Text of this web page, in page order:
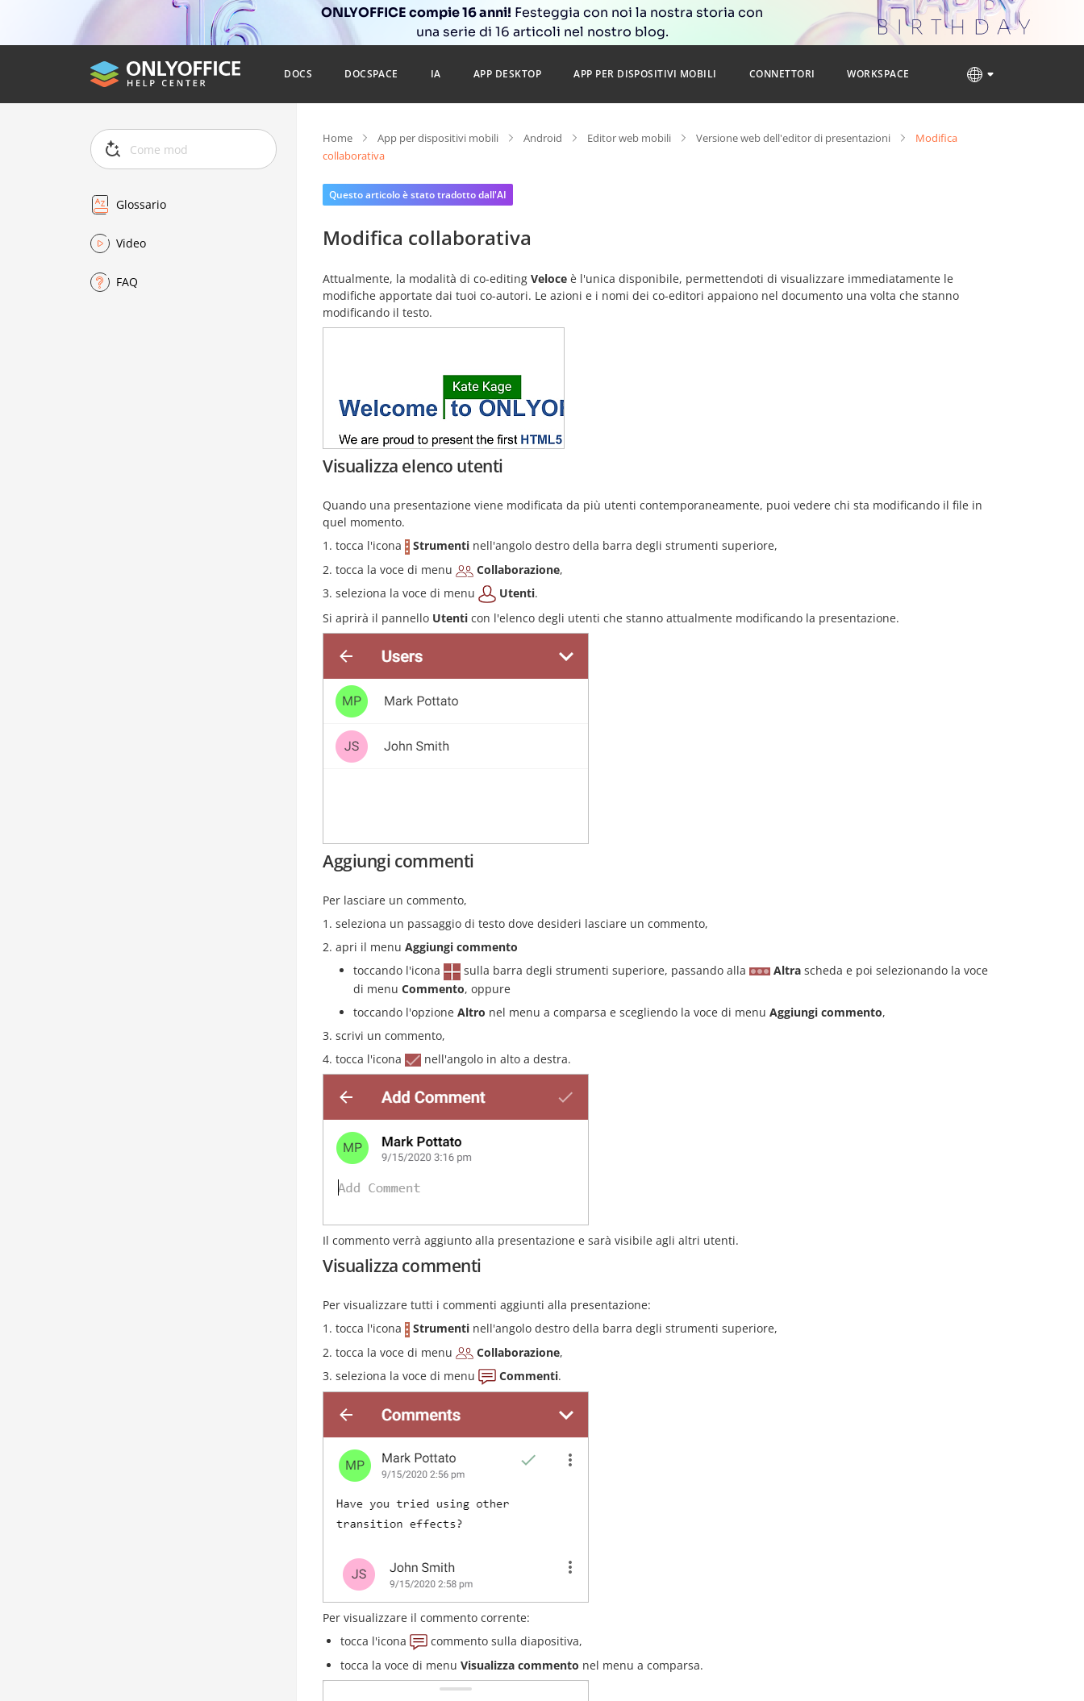
ONLYOFFICE compie 16 anni! Festeggia con noi la nostra storia con
una serie di 16 articoli nel nostro blog.
DOCS DOCSPACE IA APP DESKTOP APP PER DISPOSITIVI MOBILI CONNETTORI WORKSPACE
Glossario
Video
FAQ
Home App per dispositivi mobili Android Editor web mobili Versione web dell'editor di presentazioni
Modifica
collaborativa
Questo articolo è stato tradotto dall'AI
Modifica collaborativa
Attualmente, la modalità di co-editing Veloce è l'unica disponibile, permettendoti di visualizzare immediatamente le
modifiche apportate dai tuoi co-autori. Le azioni e i nomi dei co-editori appaiono nel documento una volta che stanno
modificando il testo.
Visualizza elenco utenti
Quando una presentazione viene modificata da più utenti contemporaneamente, puoi vedere chi sta modificando il file in
quel momento.
tocca l'icona
Strumenti nell'angolo destro della barra degli strumenti superiore,
tocca la voce di menu
Collaborazione,
seleziona la voce di menu
Utenti.
Si aprirà il pannello Utenti con l'elenco degli utenti che stanno attualmente modificando la presentazione.
Aggiungi commenti
Per lasciare un commento,
seleziona un passaggio di testo dove desideri lasciare un commento,
apri il menu Aggiungi commento
toccando l'icona
sulla barra degli strumenti superiore, passando alla Altra scheda e poi selezionando la voce
di menu Commento, oppure
toccando l'opzione Altro nel menu a comparsa e scegliendo la voce di menu Aggiungi commento,
scrivi un commento,
tocca l'icona
nell'angolo in alto a destra.
Il commento verrà aggiunto alla presentazione e sarà visibile agli altri utenti.
Visualizza commenti
Per visualizzare tutti i commenti aggiunti alla presentazione:
tocca l'icona
Strumenti nell'angolo destro della barra degli strumenti superiore,
tocca la voce di menu
Collaborazione,
seleziona la voce di menu
Commenti.
Per visualizzare il commento corrente:
tocca l'icona
commento sulla diapositiva,
tocca la voce di menu Visualizza commento nel menu a comparsa.